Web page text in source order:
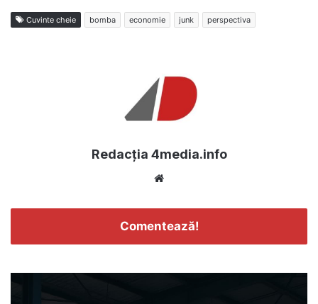
Cuvinte cheie bomba economie junk perspectiva
Redacția 4media.info
Comentează!